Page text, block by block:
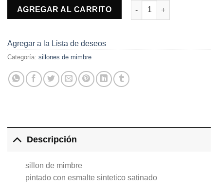
AGREGAR AL CARRITO
Sillón Lorenzo Blanco
Agregar a la Lista de deseos
Categoría: sillones de mimbre
Descripción
sillon de mimbre
pintado con esmalte sintetico satinado